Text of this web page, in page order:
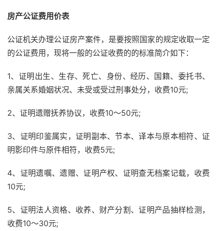
房产公证费用价表
公证机关办理公证房产案件，是要按照国家的规定收取一定
的公证费用，现将一般的公证收费的的标准简介如下：
1、证明出生、生存、死亡、身份、经历、国籍、委托书、
亲属关系婚姻状况、未受或受过刑事处分，收费10元;
2、证明遗赠抚养协议，收费10～50元;
3、证明印鉴属实，证明副本、节本、译本与原本相符、证
明影印件与原件相符，收费5元;
4、证明遗嘱、遗赠、证明产权、证明查无档案记载，收费
10元;
5、证明法人资格、收养、财产分割、证明产品抽样检测，
收费10～30元;